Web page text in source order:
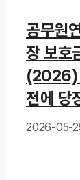
공무원
장 보호
(2026)
전에 당
2026-05-